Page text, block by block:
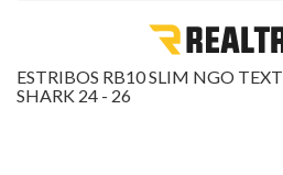
ESTRIBOS RB10 SLIM NGO
SHARK 24 - 26